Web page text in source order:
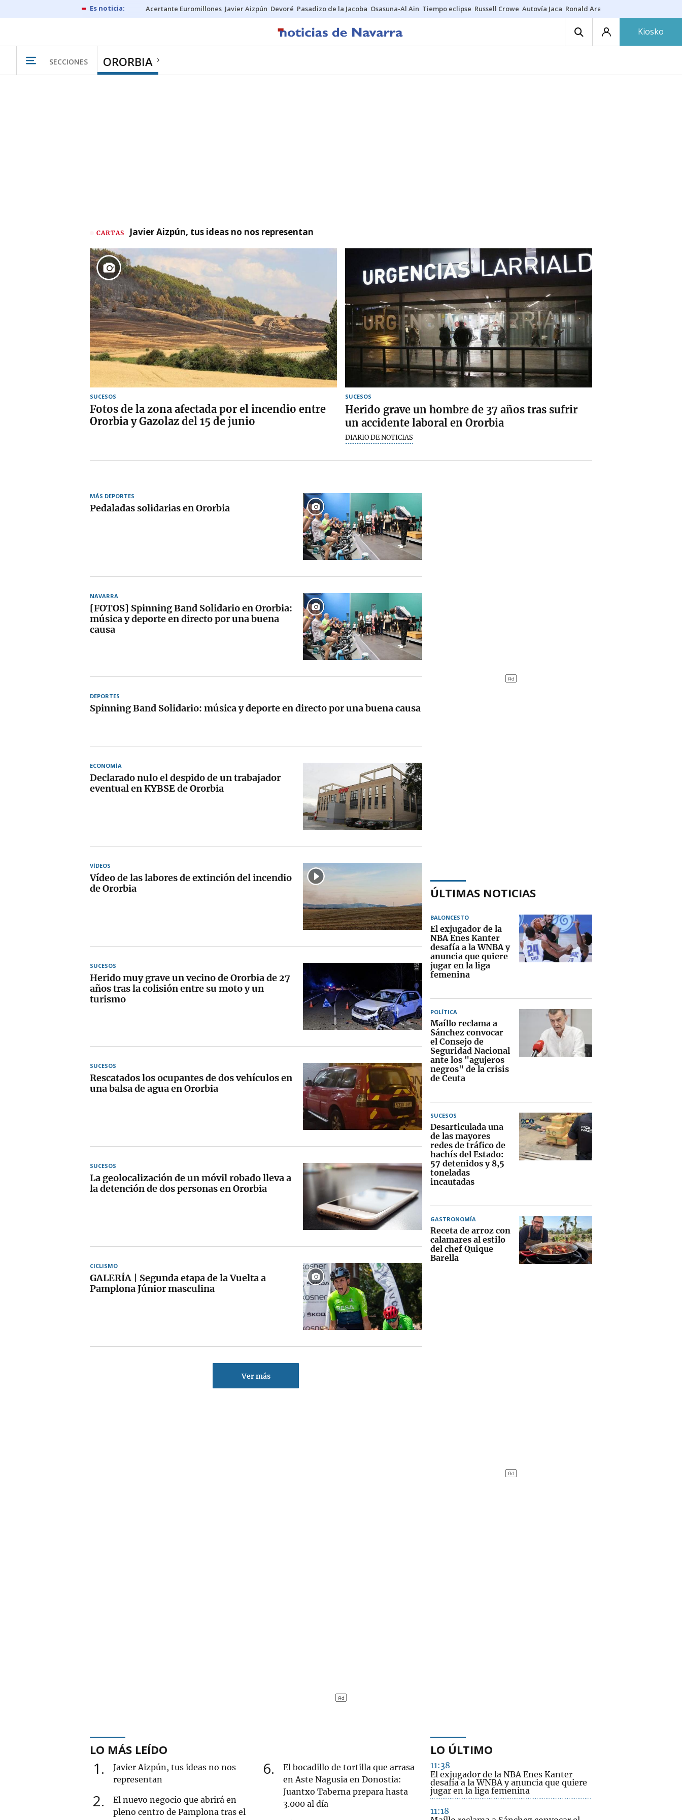
Acertante Euromillones Javier Aizpún Devoré Pasadizo de la Jacoba Osasuna-Al Ain Tiempo eclipse Russell Crowe Autovía Jaca Ronald Araújo
Kiosko
SECCIONES ORORBIA
CARTAS Javier Aizpún, tus ideas no nos representan
SUCESOS
Fotos de la zona afectada por el incendio entre
Ororbia y Gazolaz del 15 de junio
SUCESOS
Herido grave un hombre de 37 años tras sufrir
un accidente laboral en Ororbia
DIARIO DE NOTICIAS
MÁS DEPORTES
Pedaladas solidarias en Ororbia
NAVARRA
[FOTOS] Spinning Band Solidario en Ororbia:
música y deporte en directo por una buena
causa
DEPORTES
Spinning Band Solidario: música y deporte en directo por una buena causa
ECONOMÍA
Declarado nulo el despido de un trabajador
eventual en KYBSE de Ororbia
VÍDEOS
Vídeo de las labores de extinción del incendio
de Ororbia
SUCESOS
Herido muy grave un vecino de Ororbia de 27
años tras la colisión entre su moto y un
turismo
SUCESOS
Rescatados los ocupantes de dos vehículos en
una balsa de agua en Ororbia
SUCESOS
La geolocalización de un móvil robado lleva a
la detención de dos personas en Ororbia
CICLISMO
GALERÍA | Segunda etapa de la Vuelta a
Pamplona Júnior masculina
Ver más
ÚLTIMAS NOTICIAS
BALONCESTO
El exjugador de la
NBA Enes Kanter
desafía a la WNBA y
anuncia que quiere
jugar en la liga
femenina
POLÍTICA
Maíllo reclama a
Sánchez convocar
el Consejo de
Seguridad Nacional
ante los "agujeros
negros" de la crisis
de Ceuta
SUCESOS
Desarticulada una
de las mayores
redes de tráfico de
hachís del Estado:
57 detenidos y 8,5
toneladas
incautadas
GASTRONOMÍA
Receta de arroz con
calamares al estilo
del chef Quique
Barella
LO MÁS LEÍDO
1
Javier Aizpún, tus ideas no nos
representan
2
El nuevo negocio que abrirá en
pleno centro de Pamplona tras el
6
El bocadillo de tortilla que arrasa
en Aste Nagusia en Donostia:
Juantxo Taberna prepara hasta
3.000 al día
LO ÚLTIMO
11:38
El exjugador de la NBA Enes Kanter
desafía a la WNBA y anuncia que quiere
jugar en la liga femenina
11:18